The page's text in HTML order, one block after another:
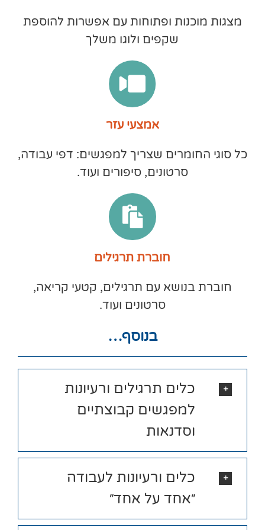
מצגות מוכנות ופתוחות עם אפשרות להוספת
שקפים ולוגו משלך
אמצעי עזר
כל סוגי החומרים שצריך למפגשים: דפי עבודה,
סרטונים, סיפורים ועוד.
חוברת תרגילים
חוברת בנושא עם תרגילים, קטעי קריאה,
סרטונים ועוד.
בנוסף…
כלים תרגילים ורעיונות
למפגשים קבוצתיים
וסדנאות
כלים ורעיונות לעבודה
״אחד על אחד״